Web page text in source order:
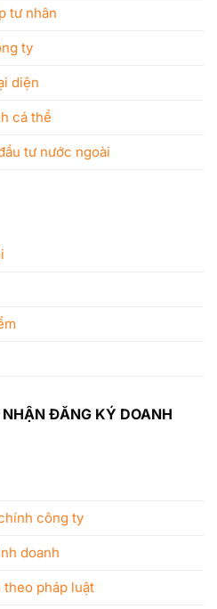
tư nhân
ty
diện
cá thể
tư nước ngoài
ĐĂNG KÝ DOANH
công ty
doanh
pháp luật